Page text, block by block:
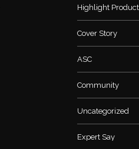
Highlight Product
Cover Story
ASC
Community
Uncategorized
Expert Say